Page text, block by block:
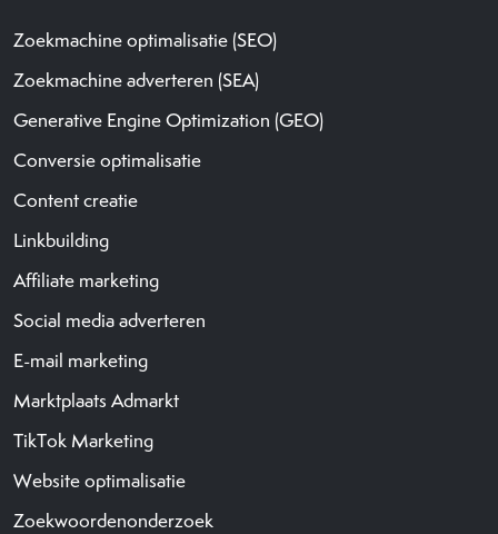
Zoekmachine optimalisatie (SEO)
Zoekmachine adverteren (SEA)
Generative Engine Optimization (GEO)
Conversie optimalisatie
Content creatie
Linkbuilding
Affiliate marketing
Social media adverteren
E-mail marketing
Marktplaats Admarkt
TikTok Marketing
Website optimalisatie
Zoekwoordenonderzoek